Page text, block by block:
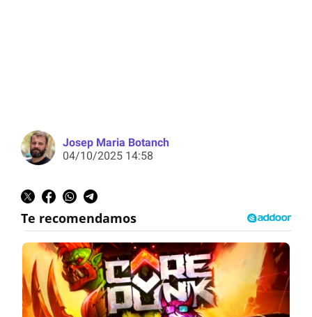
Josep Maria Botanch
04/10/2025 14:58